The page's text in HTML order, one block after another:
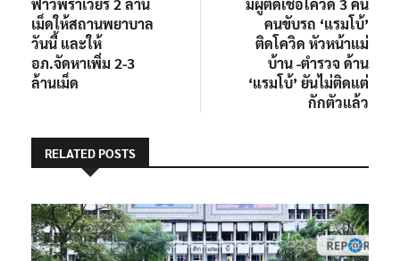
ฟาวิพิราเวียร์ 2 ล้าน
เม็ดให้สถานพยาบาล
วันนี้ และให้
อภ.จัดหาเพิ่ม 2-3
ล้านเม็ด
มีผู้ติดเชื้อโควิด 3 คน
คนขับรถ ‘แรมโบ้’
ติดโควิด หัวหน้าแม่
บ้าน -ตำรวจ ด้าน
‘แรมโบ้’ ยันไม่ติดแต่
กักตัวแล้ว
RELATED POSTS